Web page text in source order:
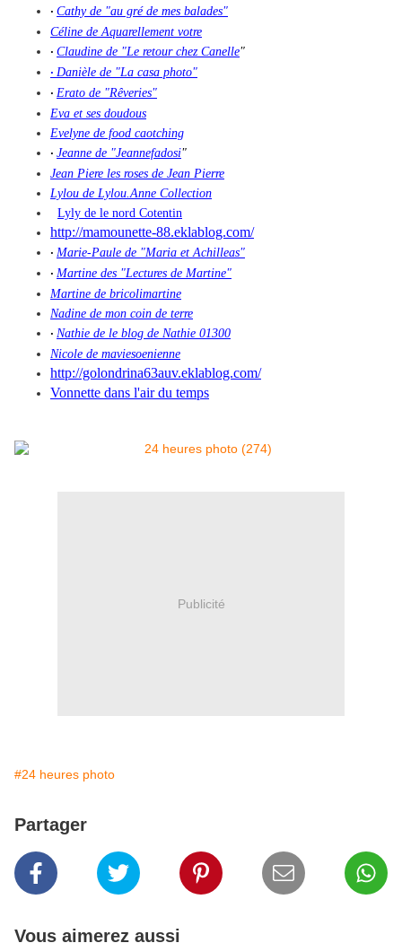
· Cathy de "au gré de mes balades"
Céline de Aquarellement votre
· Claudine de "Le retour chez Canelle"
· Danièle de "La casa photo"
· Erato de "Rêveries"
Eva et ses doudous
Evelyne de food caotching
· Jeanne de "Jeannefadosi"
Jean Piere les roses de Jean Pierre
Lylou de Lylou.Anne Collection
Lyly de le nord Cotentin
http://mamounette-88.eklablog.com/
· Marie-Paule de "Maria et Achilleas"
· Martine des "Lectures de Martine"
Martine de bricolimartine
Nadine de mon coin de terre
· Nathie de le blog de Nathie 01300
Nicole de maviesoenienne
http://golondrina63auv.eklablog.com/
Vonnette dans l'air du temps
Publicité
#24 heures photo
Partager
Vous aimerez aussi